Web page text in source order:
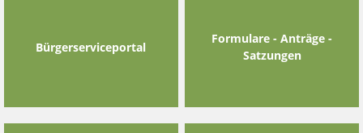
Bürgerserviceportal
Formulare - Anträge -
Satzungen